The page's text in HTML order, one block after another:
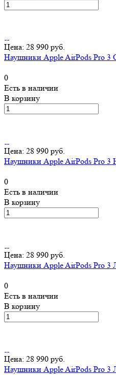
Цена: 28 990 руб.
Наушники Apple AirPods Pro 3
0
Есть в наличии
В корзину
Цена: 28 990 руб.
Наушники Apple AirPods Pro 3
0
Есть в наличии
В корзину
Цена: 28 990 руб.
Наушники Apple AirPods Pro 3
0
Есть в наличии
В корзину
Цена: 28 990 руб.
Наушники Apple AirPods Pro 3